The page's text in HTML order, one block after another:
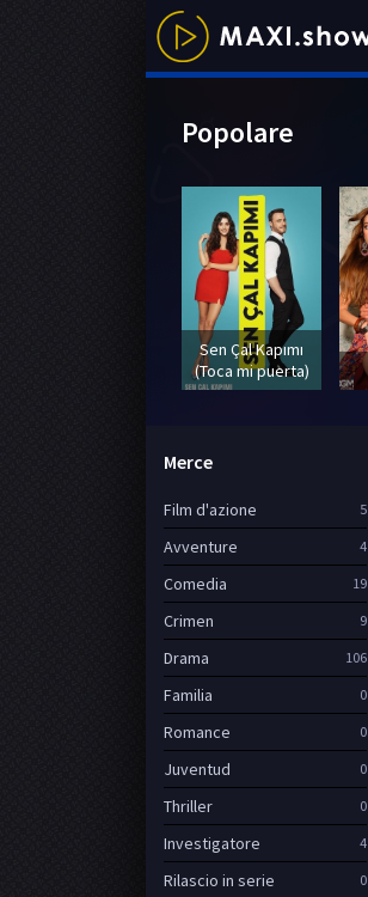
Merce
Film d'azione 5
Avventure 4
Comedia 19
Crimen 9
Drama 106
Familia 0
Romance 0
Juventud 0
Thriller 0
Investigatore 4
Rilascio in serie 0
Popolare
Sen Çal Kapımı
(Toca mi puerta)